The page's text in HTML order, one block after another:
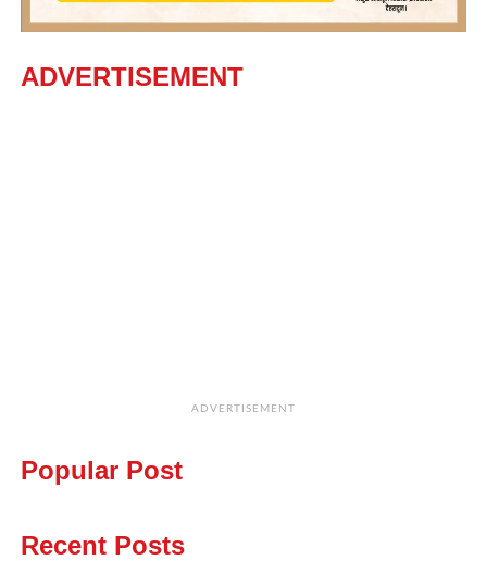
ADVERTISEMENT
ADVERTISEMENT
Popular Post
Recent Posts